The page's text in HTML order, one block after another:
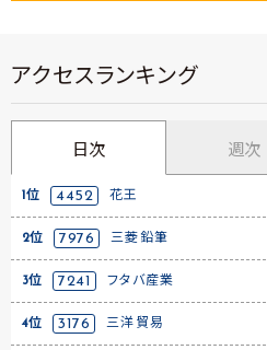
アクセスランキング
日次 週次
1位 4452 花王
2位 7976 三菱鉛筆
3位 7241 フタバ産業
4位 3176 三洋貿易